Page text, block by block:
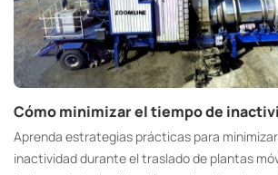
Aprenda estrategias prácticas para
inactividad durante el traslado de plantas